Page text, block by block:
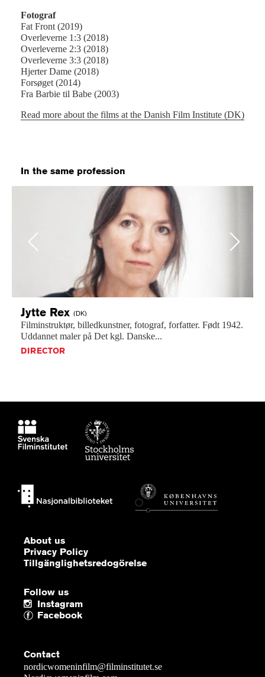
Fotograf
Fat Front (2019)
Overleverne 1:3 (2018)
Overleverne 2:3 (2018)
Overleverne 3:3 (2018)
Hjerter Dame (2018)
Forsøget (2014)
Fra Barbie til Babe (2003)
Read more about the films at the Danish Film Institute (DK)
In the same profession
Previous
Jytte Rex (DK)
Filminstruktør, billedkunstner, fotograf, forfatter. Født 1942.
Uddannet maler på Det kgl. Danske...
DIRECTOR
Next
About us
Privacy Policy
Tillgänglighetsredogörelse
Follow us
Instagram
Facebook
Contact
nordicwomeninfilm@filminstitutet.se